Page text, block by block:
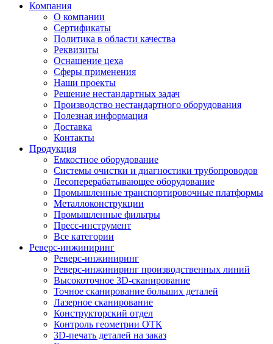
Компания
О компании
Сертификаты
Политика в области качества
Реквизиты
Оснащение цеха
Сферы применения
Наши проекты
Решение нестандартных задач
Производство нестандартного оборудования
Полезная информация
Доставка
Контакты
Продукция
Емкостное оборудование
Системы очистки и диагностики трубопроводов
Лесоперерабатывающее оборудование
Промышленные транспортировочные платформы
Металлоконструкции
Промышленные фильтры
Пресс-инструмент
Все категории
Реверс-инжиниринг
Реверс-инжиниринг
Реверс-инжиниринг производственных линий
Высокоточное 3D-сканирование
Точное сканирование больших деталей
Лазерное сканирование
Конструкторский отдел
Контроль геометрии ОТК
3D-печать деталей на заказ